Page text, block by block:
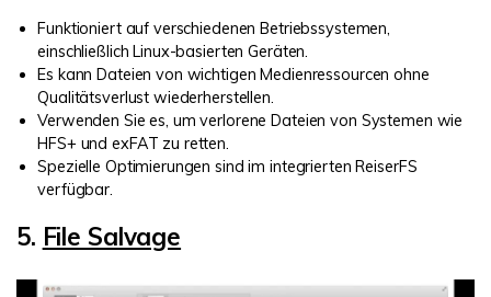
Funktioniert auf verschiedenen Betriebssystemen,
einschließlich Linux-basierten Geräten.
Es kann Dateien von wichtigen Medienressourcen ohne
Qualitätsverlust wiederherstellen.
Verwenden Sie es, um verlorene Dateien von Systemen wie
HFS+ und exFAT zu retten.
Spezielle Optimierungen sind im integrierten ReiserFS
verfügbar.
5. File Salvage